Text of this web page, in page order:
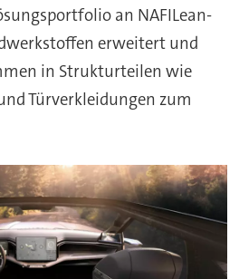
an NAFILean-
erweitert und
in Strukturteilen wie
Türverkleidungen zum